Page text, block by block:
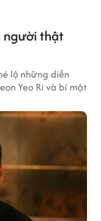
người thật
lộ những diễn
Yeo Ri và bí mật